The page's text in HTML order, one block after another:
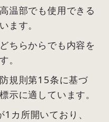
温部でも使用できる
ます。
ちらからでも内容を
。
規則第15条に基づ
示に適しています。
カ所開いており、